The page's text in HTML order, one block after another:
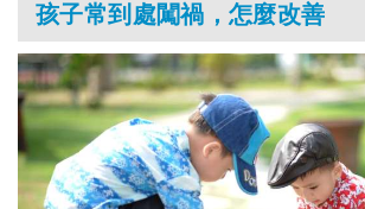
孩子常到處闖禍，怎麼改善